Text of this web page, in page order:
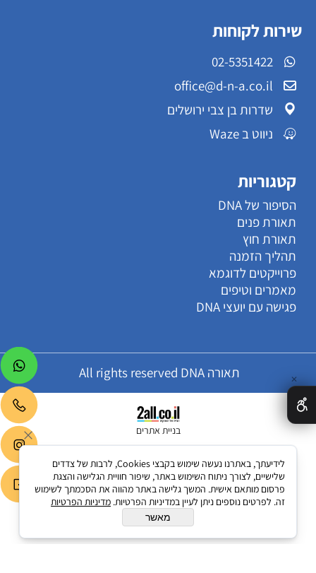
שירות לקוחות
02-5351422
office@d-n-a.co.il
שדרות בן צבי ירושלים
ניווט ב Waze
קטגוריות
הסיפור של DNA
תאורת פנים
תאורת חוץ
תהליך הזמנה
פרוייקטים לדוגמא
מאמרים וטיפים
פגישה עם יועצי DNA
תאורה All rights reserved DNA
בניית אתרים
✕
לידיעתך, באתרנו נעשה שימוש בקבצי Cookies, לרבות של צדדים
שלישיים, לצורך ניתוח השימוש באתר, שיפור חוויית הגלישה והצגת
פרסום מותאם אישית. המשך גלישה באתר מהווה את הסכמתך לשימוש
זה. לפרטים נוספים ניתן לעיין במדיניות הפרטיות. מדיניות הפרטיות
מאשר